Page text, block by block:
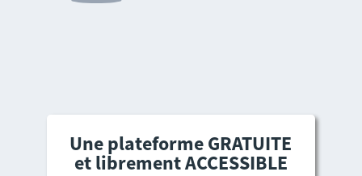
Une plateforme GRATUITE
et librement ACCESSIBLE